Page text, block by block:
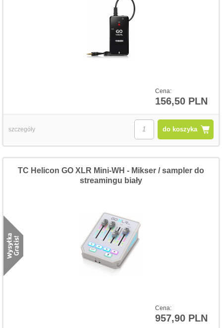
Cena:
156,50 PLN
do koszyka
szczegóły
Cena:
957,90 PLN
TC Helicon GO XLR Mini-WH - Mikser / sampler do
streamingu biały